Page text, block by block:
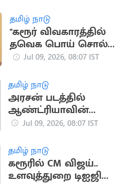
ஒப்பந்தம்
தமிழ் நாடு
"கரூர் விவகாரத்தில்
தவெக பொய் சொல்லி
வருகிறது".. டி.கே.எஸ்.
Jul 09, 2026, 08:07 IST
தமிழ் நாடு
அரசன் படத்தில்
ஆண்ட்ரியாவின்
மகனாக எஸ்டிஆர்?
Jul 09, 2026, 08:07 IST
தமிழ் நாடு
கரூரில் CM விஜய்..
உளவுத்துறை டிஐஜி